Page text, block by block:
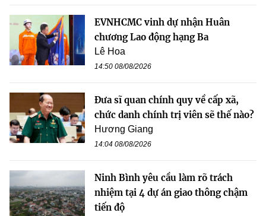
EVNHCMC vinh dự nhận Huân
chương Lao động hạng Ba
Lê Hoa
14:50 08/08/2026
Đưa sĩ quan chính quy về cấp xã,
chức danh chính trị viên sẽ thế nào?
Hương Giang
14:04 08/08/2026
Ninh Bình yêu cầu làm rõ trách
nhiệm tại 4 dự án giao thông chậm
tiến độ